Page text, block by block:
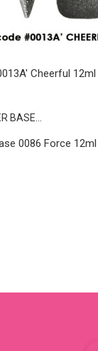
Cheerful 12ml
0086 Force 12ml